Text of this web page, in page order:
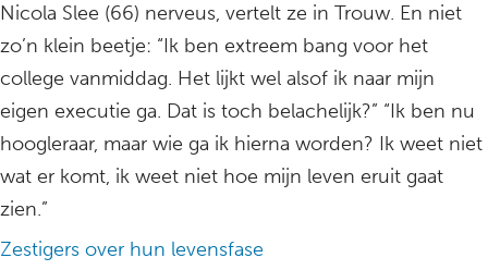
Nicola Slee (66) nerveus, vertelt ze in Trouw. En niet
zo’n klein beetje: “Ik ben extreem bang voor het
college vanmiddag. Het lijkt wel alsof ik naar mijn
eigen executie ga. Dat is toch belachelijk?” “Ik ben nu
hoogleraar, maar wie ga ik hierna worden? Ik weet niet
wat er komt, ik weet niet hoe mijn leven eruit gaat
zien.”
Zestigers over hun levensfase